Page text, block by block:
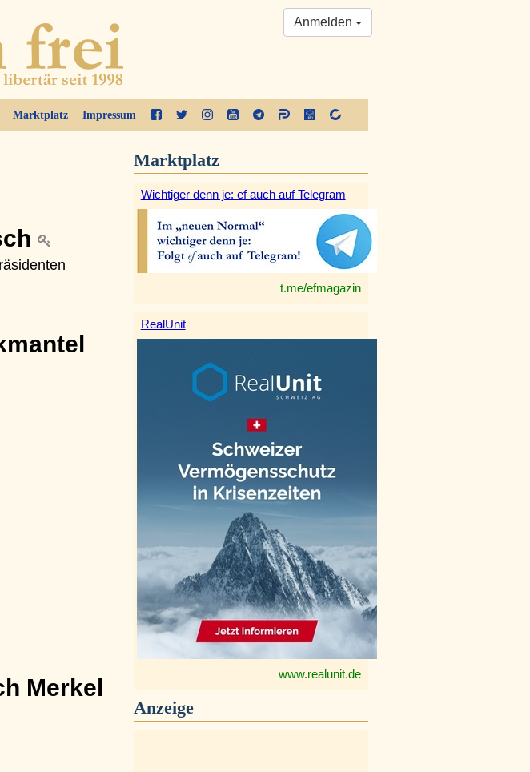
Marktplatz Impressum
Anmelden
Merkel
Marktplatz
Wichtiger denn je: ef auch auf Telegram
t.me/efmagazin
RealUnit
www.realunit.de
Anzeige